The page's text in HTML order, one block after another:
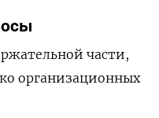
части,
организационных